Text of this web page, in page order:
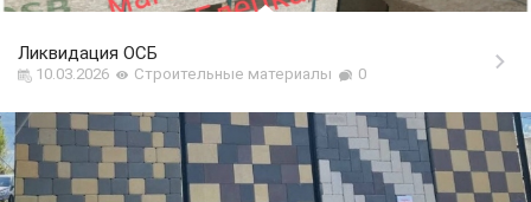
Ликвидация ОСБ
10.03.2026 Строительные материалы 0